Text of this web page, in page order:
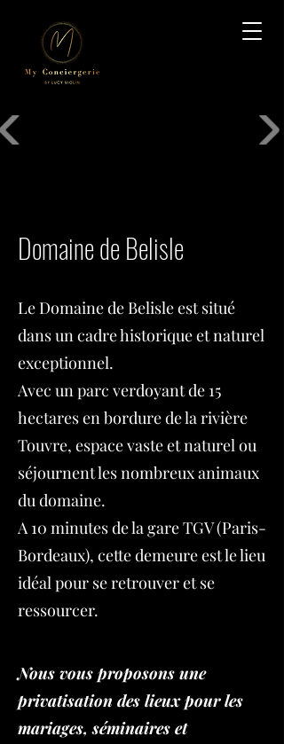
Domaine de Belisle
Le Domaine de Belisle est situé
dans un cadre historique et naturel
exceptionnel.
Avec un parc verdoyant de 15
hectares en bordure de la rivière
Touvre, espace vaste et naturel ou
séjournent les nombreux animaux
du domaine.
A 10 minutes de la gare TGV (Paris-
Bordeaux), cette demeure est le lieu
idéal pour se retrouver et se
ressourcer.
Nous vous proposons une
privatisation des lieux pour les
mariages, séminaires et